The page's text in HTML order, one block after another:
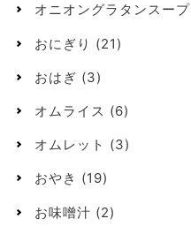
オニオングラタンスープ
おにぎり (21)
おはぎ (3)
オムライス (6)
オムレット (3)
おやき (19)
お味噌汁 (2)